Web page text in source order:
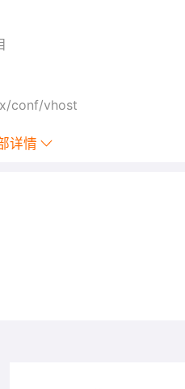
conf/vhost
为新购ECS或者初始化
详情